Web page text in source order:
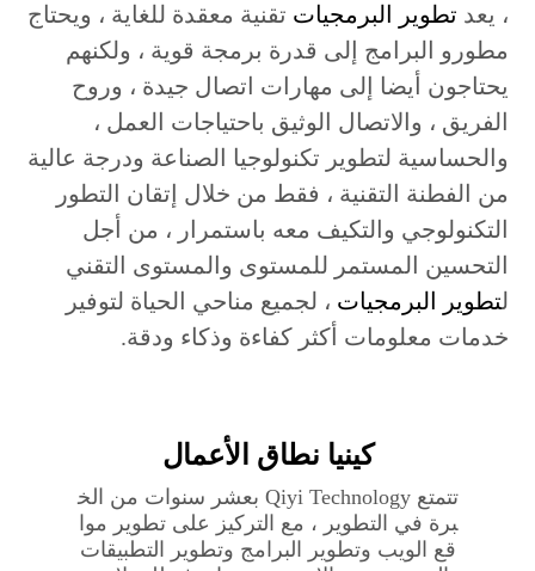
، يعد تطوير البرمجيات تقنية معقدة للغاية ، ويحتاج
مطورو البرامج إلى قدرة برمجة قوية ، ولكنهم
يحتاجون أيضا إلى مهارات اتصال جيدة ، وروح
الفريق ، والاتصال الوثيق باحتياجات العمل ،
والحساسية لتطوير تكنولوجيا الصناعة ودرجة عالية
من الفطنة التقنية ، فقط من خلال إتقان التطور
التكنولوجي والتكيف معه باستمرار ، من أجل
التحسين المستمر للمستوى والمستوى التقني
لتطوير البرمجيات ، لجميع مناحي الحياة لتوفير
خدمات معلومات أكثر كفاءة وذكاء ودقة.
كينيا‎ نطاق الأعمال
تتمتع Qiyi Technology بعشر سنوات من الخ
برة في التطوير ، مع التركيز على تطوير موا
قع الويب وتطوير البرامج وتطوير التطبيقات